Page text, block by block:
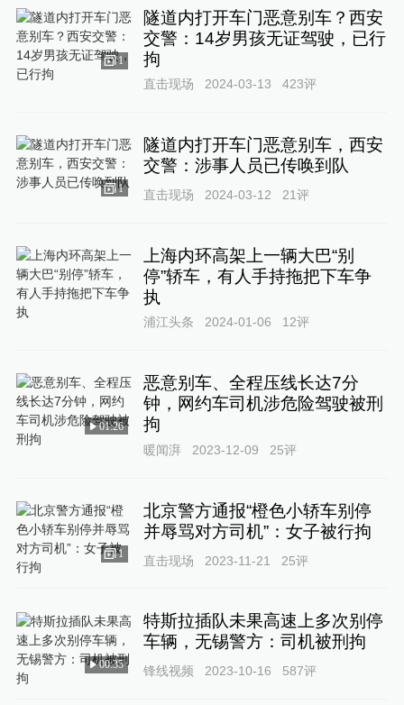
1
隧道内打开车门恶意别车？西安
交警：14岁男孩无证驾驶，已行
拘
直击现场 2024-03-13 423评
1
隧道内打开车门恶意别车，西安
交警：涉事人员已传唤到队
直击现场 2024-03-12 21评
上海内环高架上一辆大巴“别
停”轿车，有人手持拖把下车争
执
浦江头条 2024-01-06 12评
01:26
恶意别车、全程压线长达7分
钟，网约车司机涉危险驾驶被刑
拘
暖闻湃 2023-12-09 25评
1
北京警方通报“橙色小轿车别停
并辱骂对方司机”：女子被行拘
直击现场 2023-11-21 25评
00:35
特斯拉插队未果高速上多次别停
车辆，无锡警方：司机被刑拘
锋线视频 2023-10-16 587评